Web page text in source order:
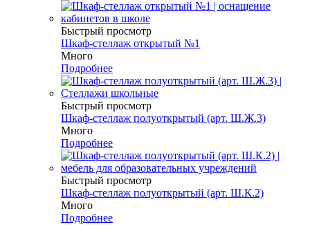
Быстрый просмотр
Шкаф-стеллаж открытый №1
Много
Подробнее
Быстрый просмотр
Шкаф-стеллаж полуоткрытый (арт. Ш.Ж.3)
Много
Подробнее
Быстрый просмотр
Шкаф-стеллаж полуоткрытый (арт. Ш.К.2)
Много
Подробнее